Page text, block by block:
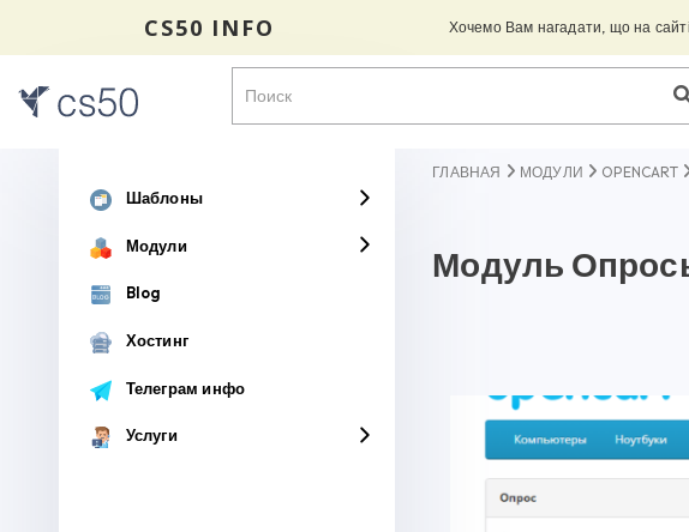
CS50 INFO Хочемо Вам нагадати, що на
Шаблоны
Модули
Blog
Хостинг
Телеграм инфо
Услуги
ГЛАВНАЯ МОДУЛИ OPENCART
Модуль